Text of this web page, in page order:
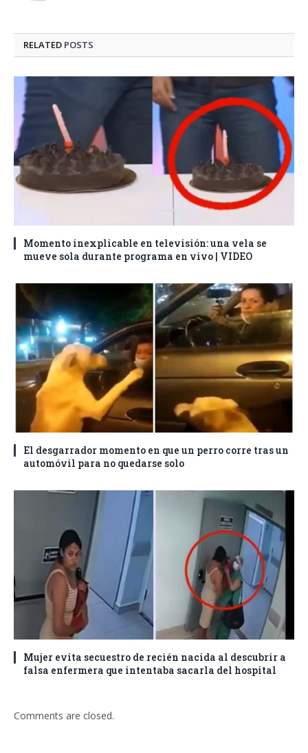
RELATED POSTS
Momento inexplicable en televisión: una vela se
mueve sola durante programa en vivo | VIDEO
El desgarrador momento en que un perro corre tras un
automóvil para no quedarse solo
Mujer evita secuestro de recién nacida al descubrir a
falsa enfermera que intentaba sacarla del hospital
Comments are closed.